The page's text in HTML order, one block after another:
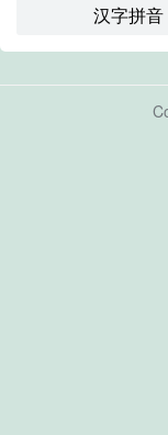
汉字拼音